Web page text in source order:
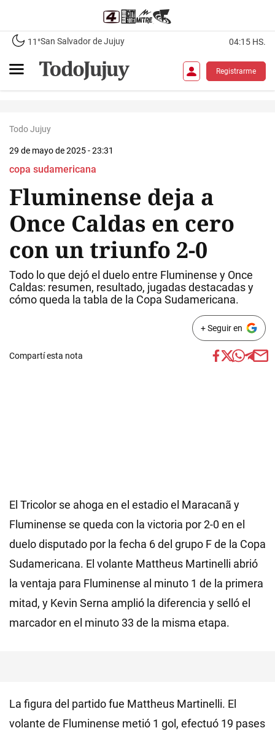
11°San Salvador de Jujuy 04:15 HS.
Registrarme
Todo Jujuy
29 de mayo de 2025 - 23:31
copa sudamericana
Fluminense deja a
Once Caldas en cero
con un triunfo 2-0
Todo lo que dejó el duelo entre Fluminense y Once
Caldas: resumen, resultado, jugadas destacadas y
cómo queda la tabla de la Copa Sudamericana.
+ Seguir en
Compartí esta nota
El Tricolor se ahoga en el estadio el Maracanã y
Fluminense se queda con la victoria por 2-0 en el
duelo disputado por la fecha 6 del grupo F de la Copa
Sudamericana. El volante Mattheus Martinelli abrió
la ventaja para Fluminense al minuto 1 de la primera
mitad, y Kevin Serna amplió la diferencia y selló el
marcador en el minuto 33 de la misma etapa.
La figura del partido fue Mattheus Martinelli. El
volante de Fluminense metió 1 gol, efectuó 19 pases